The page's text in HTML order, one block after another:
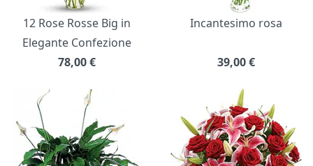
12 Rose Rosse Big in
Elegante Confezione
78,00€
Incantesimo rosa
39,00€